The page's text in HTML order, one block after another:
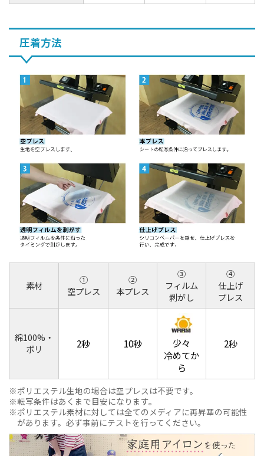
圧着方法
素材
①
空プレス
②
本プレス
③
フィルム
剥がし
④
仕上げ
プレス
綿100%・
ポリ
2秒 10秒
少々
冷めてか
ら
2秒
ポリエステル生地の場合は空プレスは不要です。
転写条件はあくまで目安になります。
ポリエステル素材に対しては全てのメディアに再昇華の可能性
があります。必ず事前にテストを行ってください。